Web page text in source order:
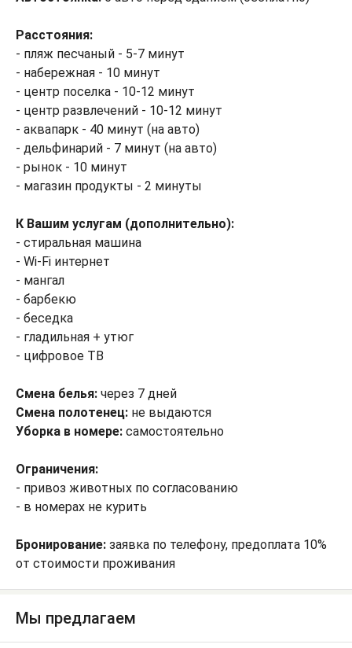
Расстояния:
- пляж песчаный - 5-7 минут
- набережная - 10 минут
- центр поселка - 10-12 минут
- центр развлечений - 10-12 минут
- аквапарк - 40 минут (на авто)
- дельфинарий - 7 минут (на авто)
- рынок - 10 минут
- магазин продукты - 2 минуты
К Вашим услугам (дополнительно):
- стиральная машина
- Wi-Fi интернет
- мангал
- барбекю
- беседка
- гладильная + утюг
- цифровое ТВ
Смена белья: через 7 дней
Смена полотенец: не выдаются
Уборка в номере: самостоятельно
Ограничения:
- привоз животных по согласованию
- в номерах не курить
Бронирование: заявка по телефону, предоплата 10%
от стоимости проживания
Мы предлагаем